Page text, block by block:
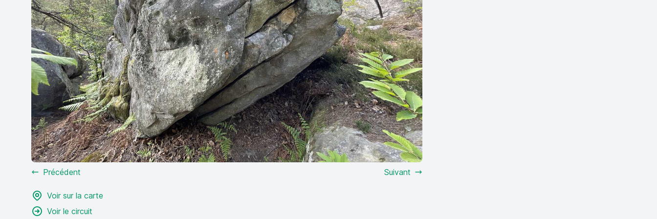
Précédent Suivant
Voir sur la carte
Voir le circuit